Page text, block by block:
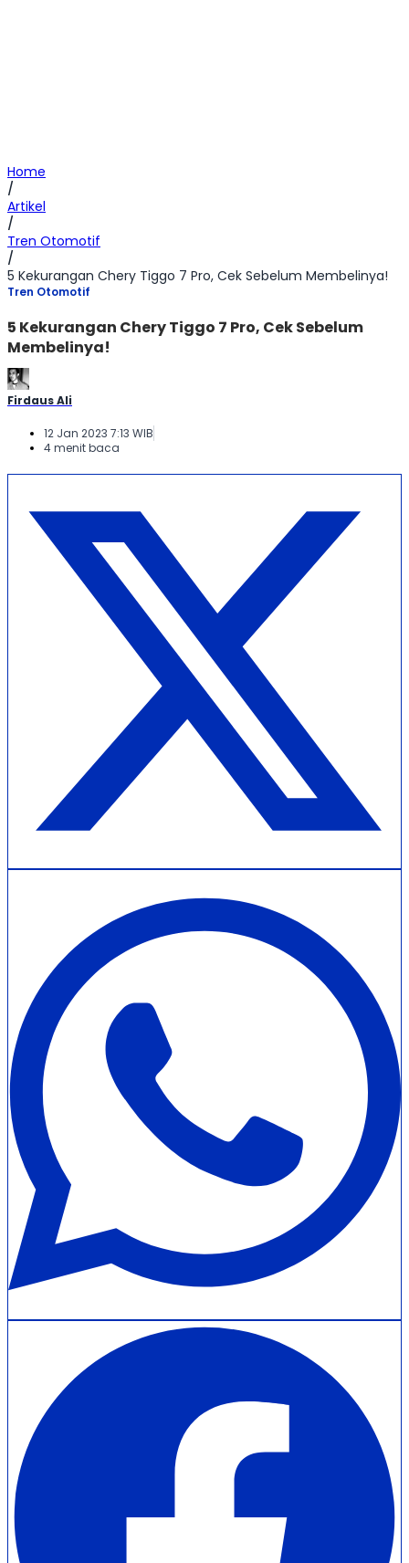
Home
/
Artikel
/
Tren Otomotif
/
5 Kekurangan Chery Tiggo 7 Pro, Cek Sebelum Membelinya!
Tren Otomotif
5 Kekurangan Chery Tiggo 7 Pro, Cek Sebelum
Membelinya!
Firdaus Ali
12 Jan 2023 7:13 WIB
4 menit baca